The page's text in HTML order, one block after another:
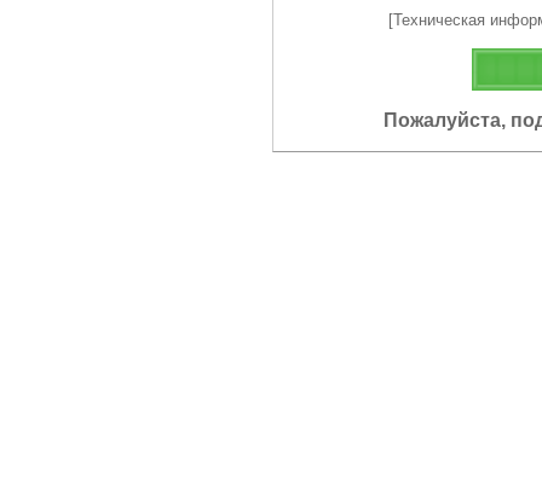
[Техническая
Пожалуйста,